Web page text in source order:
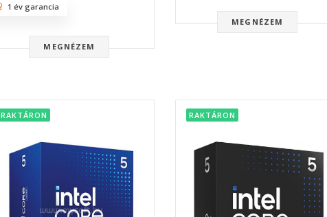
MEGNÉZEM
1 év garancia
MEGNÉZEM
RAKTÁRON RAKTÁRON